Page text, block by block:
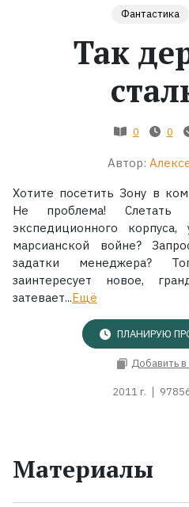
Экранизации
Фантастика
Так
0 0
Автор:
Хотите посетить Зону в
Не проблема!
экспедиционного
марсианской войне?
задатки менеджера?
заинтересует новое,
затевает...Ещё
ПЛАНИРУЮ
Добавить
2011 г.
Материалы